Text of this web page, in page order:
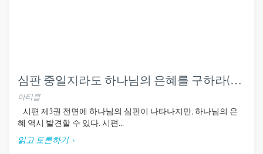
심판 중일지라도 하나님의 은혜를 구하라(시 86편)
아티클
시편 제3권 전면에 하나님의 심판이 나타나지만, 하나님의 은
혜 역시 발견할 수 있다. 시편...
읽고 토론하기